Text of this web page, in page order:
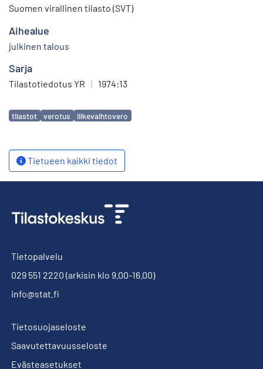
Suomen virallinen tilasto (SVT)
Aihealue
julkinen talous
Sarja
Tilastotiedotus YR | 1974:13
Avainsanat
tilastot verotus liikevaihtovero
Tietueen kaikki tiedot
Tietopalvelu
029 551 2220 (arkisin klo 9.00-16.00)
info@stat.fi
Tietosuojaseloste
Saavutettavuusseloste
Evästeasetukset